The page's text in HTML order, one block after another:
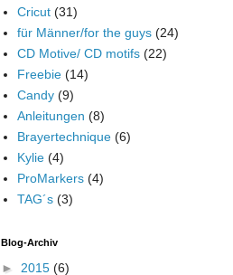
Cricut (31)
für Männer/for the guys (24)
CD Motive/ CD motifs (22)
Freebie (14)
Candy (9)
Anleitungen (8)
Brayertechnique (6)
Kylie (4)
ProMarkers (4)
TAG´s (3)
Blog-Archiv
► 2015 (6)